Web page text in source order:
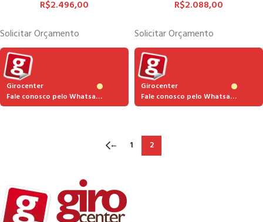
R$2.496,00
Solicitar Orçamento
Girocenter
Fale conosco pelo Whatsapp
R$2.088,00
Solicitar Orçamento
Girocenter
Fale conosco pelo Whatsapp
← 1 2